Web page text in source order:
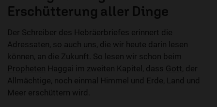
Erschütterung aller Dinge
Der Schreiber des Hebräerbriefes erinnert die
Adressaten, so auch uns, die wir heute darin lesen
können, an die Zukunft. So lesen wir schon beim
Propheten Haggai im zweiten Kapitel, dass Gott, der
Allmächtige, noch einmal Himmel und Erde, Land und
Meer erschüttern wird.